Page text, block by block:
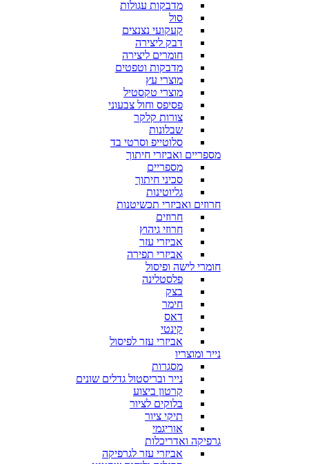
מדבקות עגולות
סול
קעקועי נצנצים
דבק ליצירה
חומרים ליצירה
מדבקות וטפטים
מוצרי עץ
מוצרי טקסטיל
פסיפס וחול צבעוני
צורות קלקר
שבלונות
סלוטייפ וסרטי בד
מספריים ואביזרי חיתוך
מספריים
סכיני חיתוך
גליוטינות
חרוזים ואביזרי תכשיטנות
חרוזים
חרוזי גיהוץ
אביזרי עזר
אביזרי תפירה
חומרי לישה ופיסול
פלסטלינה
בצק
חימר
דאס
קינטי
אביזרי עזר לפיסול
נייר ומוצריו
מסגרות
נייר ובריסטול גדלים שונים
קרטון ביצוע
בלוקים לציור
תיקי ציור
אוריגמי
גרפיקה ואדריכלות
אביזרי עזר לגרפיקה